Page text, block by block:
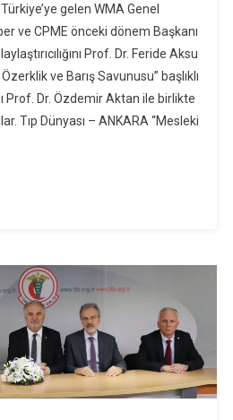
gelen WMA Genel
ve CPME önceki dönem Başkanı
Prof. Dr. Feride Aksu
Özerklik ve Barış Savunusu” başlıklı
Prof. Dr. Özdemir Aktan ile birlikte
Tıp Dünyası – ANKARA “Mesleki